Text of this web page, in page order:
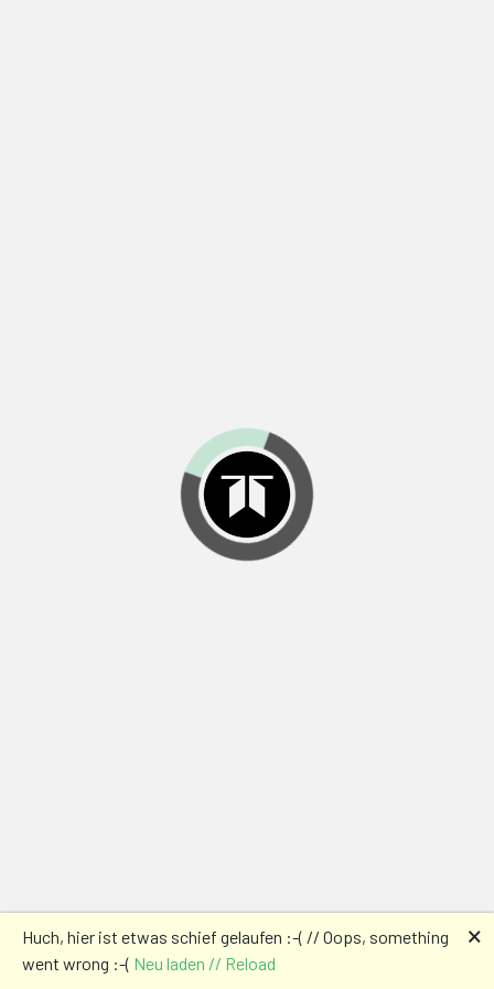
Huch, hier ist etwas schief gelaufen :-( // Oops, something
went wrong :-( Neu laden // Reload
🗙